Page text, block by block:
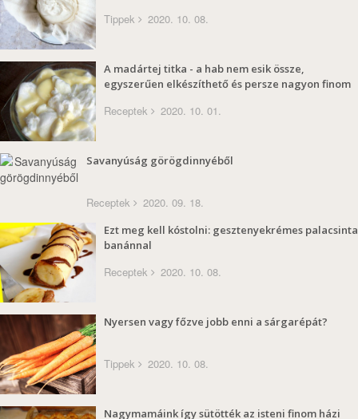
Tippek 2020. 10. 08.
A madártej titka - a hab nem esik össze,
egyszerűen elkészíthető és persze nagyon finom
Receptek 2020. 10. 01.
Savanyúság görögdinnyéből
Receptek 2020. 09. 18.
Ezt meg kell kóstolni: gesztenyekrémes palacsinta
banánnal
Receptek 2020. 10. 08.
Nyersen vagy főzve jobb enni a sárgarépát?
Tippek 2020. 10. 08.
Nagymamáink így sütötték az isteni finom házi